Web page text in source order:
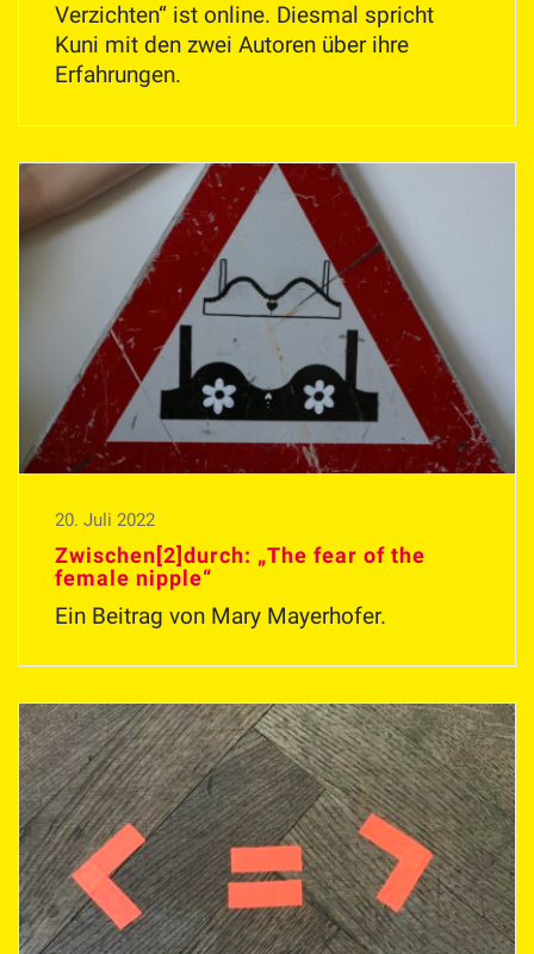
Verzichten“ ist online. Diesmal spricht
Kuni mit den zwei Autoren über ihre
Erfahrungen.
20. Juli 2022
Zwischen[2]durch: „The fear of the
female nipple“
Ein Beitrag von Mary Mayerhofer.